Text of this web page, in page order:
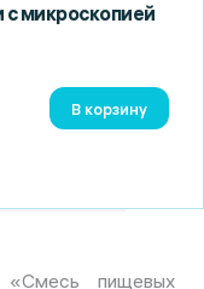
микроскопией
В корзину
«Смесь пищевых